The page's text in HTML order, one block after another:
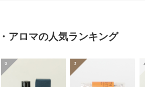
アロマの人気ランキング
2 3